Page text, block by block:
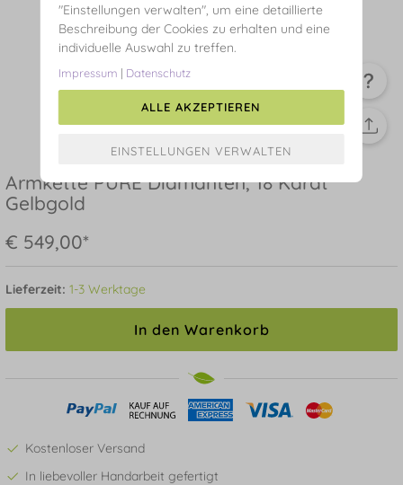
Armkette PURE Diamanten, 18 Karat
Gelbgold
€ 549,00*
Lieferzeit: 1-3 Werktage
In den Warenkorb
Kostenloser Versand
In liebevoller Handarbeit gefertigt
"Einstellungen verwalten", um eine detaillierte
Beschreibung der Cookies zu erhalten und eine
individuelle Auswahl zu treffen.
Impressum | Datenschutz
ALLE AKZEPTIEREN